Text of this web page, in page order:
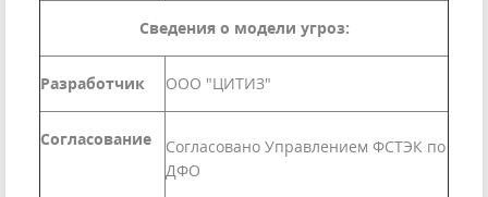
Сведения о модели угроз:
Разработчик ООО "ЦИТИЗ"
Согласование
Согласовано Управлением ФСТЭК по
ДФО